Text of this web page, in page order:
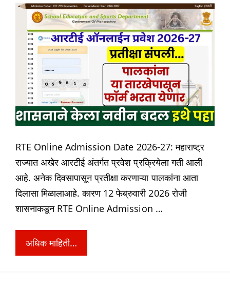
RTE Online Admission Date 2026-27: महाराष्ट्र
राज्यात अखेर आरटीई अंतर्गत प्रवेश प्रक्रियेला गती आली
आहे. अनेक दिवसापासून प्रतीक्षा करणाऱ्या पालकांना आता
दिलासा मिळालाआहे. कारण 12 फेब्रुवारी 2026 रोजी
शासनाकडून RTE Online Admission …
अधिक माहिती…